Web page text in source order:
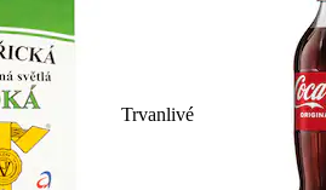
Trvanlivé